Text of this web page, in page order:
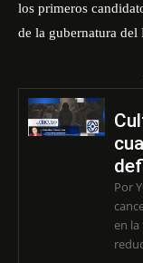
los primeros
de la gubernatura del
Por
en